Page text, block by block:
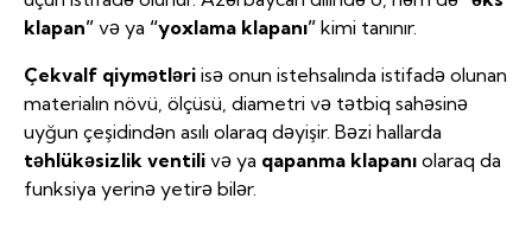
klapan” və ya “yoxlama klapanı” kimi tanınır.
Çekvalf qiymətləri isə onun istehsalında istifadə olunan
materialın növü, ölçüsü, diametri və tətbiq sahəsinə
uyğun çeşidindən asılı olaraq dəyişir. Bəzi hallarda
təhlükəsizlik ventili və ya qapanma klapanı olaraq da
funksiya yerinə yetirə bilər.